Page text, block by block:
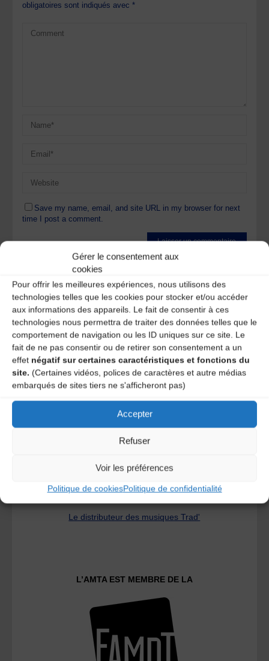
Gérer le consentement aux
cookies
Pour offrir les meilleures expériences, nous utilisons des
technologies telles que les cookies pour stocker et/ou accéder
aux informations des appareils. Le fait de consentir à ces
technologies nous permettra de traiter des données telles que le
comportement de navigation ou les ID uniques sur ce site. Le
fait de ne pas consentir ou de retirer son consentement a un
effet négatif sur certaines caractéristiques et fonctions du
site. (Certaines vidéos, polices de caractères et autre médias
embarqués de sites tiers ne s'afficheront pas)
Accepter
Refuser
Voir les préférences
Politique de cookiesPolitique de confidentialité
obligatoires sont indiqués avec*
Save my name, email, and site URL in my browser for next
time I post a comment.
Ce site utilise Akismet pour réduire les indésirables.
savoir plus sur la façon dont les données de vos
commentaires sont traitées.
A DECOUVRIR :
Le distributeur des musiques Trad'
L’AMTA EST MEMBRE DE LA